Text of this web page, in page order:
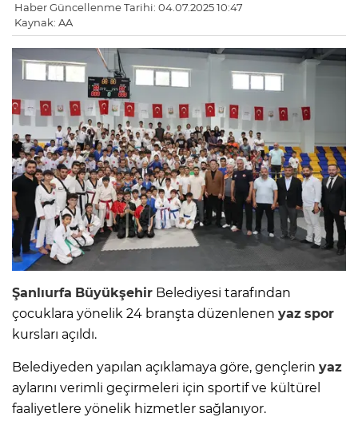
Haber Güncellenme Tarihi: 04.07.2025 10:47
Kaynak: AA
Şanlıurfa Büyükşehir Belediyesi tarafından
çocuklara yönelik 24 branşta düzenlenen yaz spor
kursları açıldı.
Belediyeden yapılan açıklamaya göre, gençlerin yaz
aylarını verimli geçirmeleri için sportif ve kültürel
faaliyetlere yönelik hizmetler sağlanıyor.